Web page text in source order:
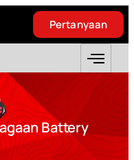
Pertanyaan
Battery